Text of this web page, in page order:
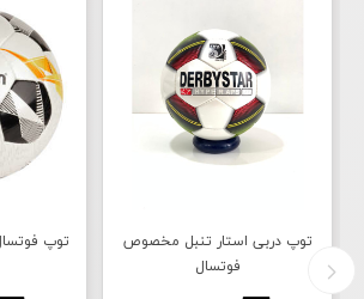
توپ دربی استار تنبل مخصوص
فوتسال